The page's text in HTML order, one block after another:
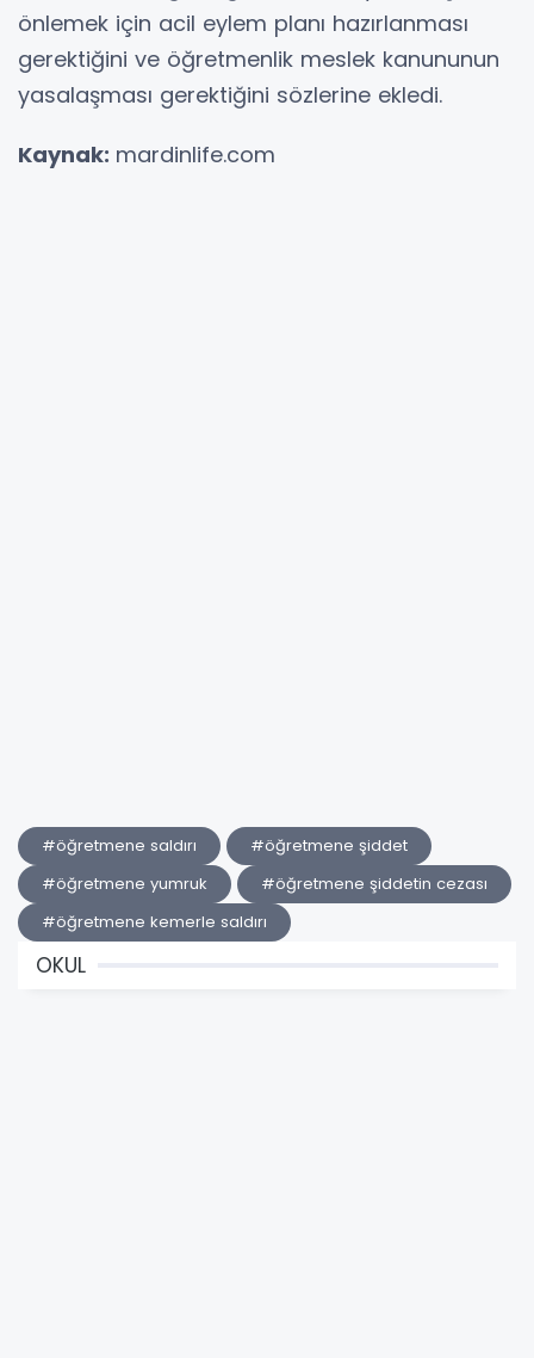
önlemek için acil eylem planı hazırlanması
gerektiğini ve öğretmenlik meslek kanununun
yasalaşması gerektiğini sözlerine ekledi.
Kaynak: mardinlife.com
#öğretmene saldırı
#öğretmene şiddet
#öğretmene yumruk
#öğretmene şiddetin cezası
#öğretmene kemerle saldırı
OKUL